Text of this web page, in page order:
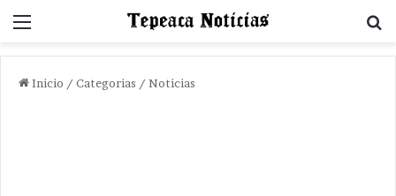
Menu
Inicio / Categorias / Noticias